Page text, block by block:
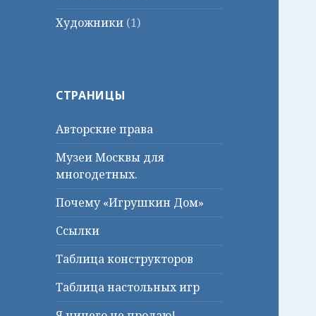
Художники (1)
СТРАНИЦЫ
Авторские права
Музеи Москвы для
многодетных.
Почему «Игрушкин Дом»
Ссылки
Таблица конструкторов
Таблица настольных игр